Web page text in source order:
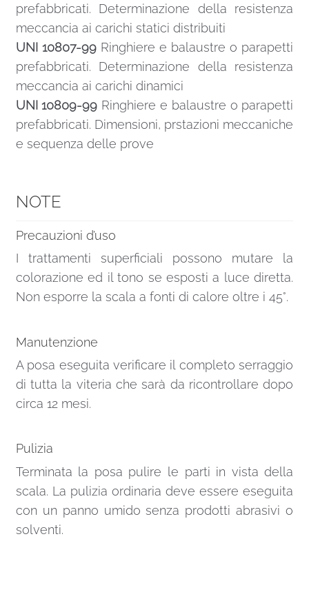
prefabbricati. Determinazione della resistenza
meccancia ai carichi statici distribuiti
UNI 10807-99Ringhiere e balaustre o parapetti
prefabbricati. Determinazione della resistenza
meccancia ai carichi dinamici
UNI 10809-99 Ringhiere e balaustre o parapetti
prefabbricati. Dimensioni, prstazioni meccaniche
e sequenza delle prove
NOTE
Precauzioni d’uso
I trattamenti superficiali possono mutare la
colorazione ed il tono se esposti a luce diretta.
Non esporre la scala a fonti di calore oltre i 45°.
Manutenzione
A posa eseguita verificare il completo serraggio
di tutta la viteria che sarà da ricontrollare dopo
circa 12 mesi.
Pulizia
Terminata la posa pulire le parti in vista della
scala. La pulizia ordinaria deve essere eseguita
con un panno umido senza prodotti abrasivi o
solventi.